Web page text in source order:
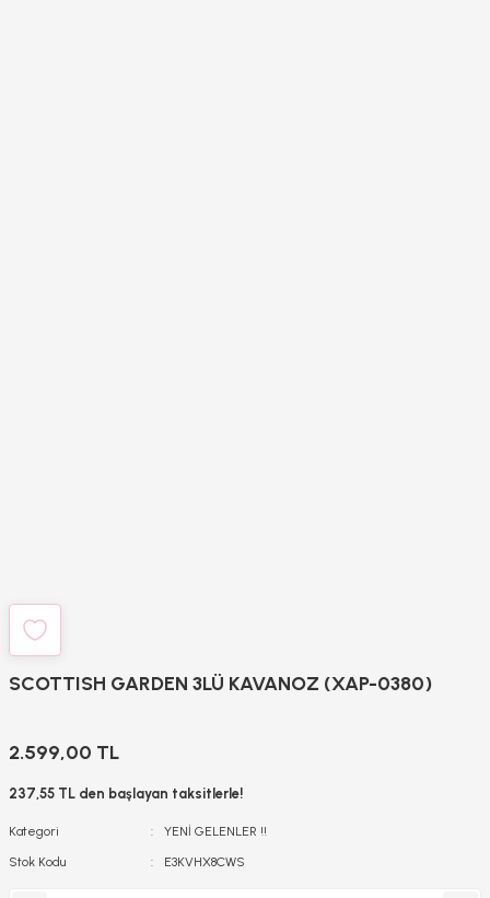
SCOTTISH GARDEN 3LÜ KAVANOZ (XAP-0380)
2.599,00 TL
237,55 TL den başlayan taksitlerle!
Kategori
YENİ GELENLER !!
Stok Kodu
E3KVHX8CWS